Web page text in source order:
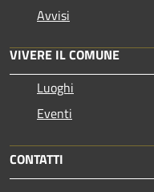
Avvisi
VIVERE IL COMUNE
Luoghi
Eventi
CONTATTI